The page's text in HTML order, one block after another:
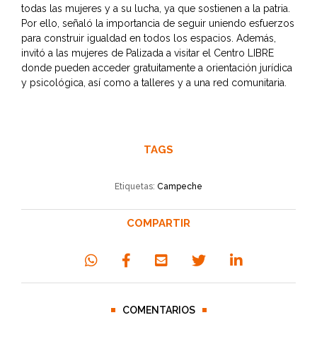
todas las mujeres y a su lucha, ya que sostienen a la patria.
Por ello, señaló la importancia de seguir uniendo esfuerzos
para construir igualdad en todos los espacios. Además,
invitó a las mujeres de Palizada a visitar el Centro LIBRE
donde pueden acceder gratuitamente a orientación jurídica
y psicológica, así como a talleres y a una red comunitaria.
TAGS
Etiquetas: Campeche
COMPARTIR
COMENTARIOS